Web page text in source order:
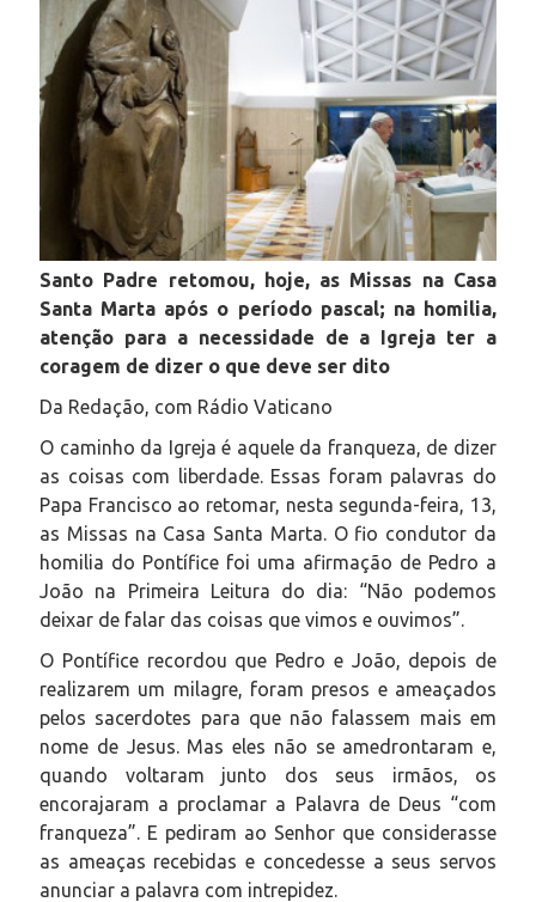
Santo Padre retomou, hoje, as Missas na Casa
Santa Marta após o período pascal; na homilia,
atenção para a necessidade de a Igreja ter a
coragem de dizer o que deve ser dito
Da Redação, com Rádio Vaticano
O caminho da Igreja é aquele da franqueza, de dizer
as coisas com liberdade. Essas foram palavras do
Papa Francisco ao retomar, nesta segunda-feira, 13,
as Missas na Casa Santa Marta. O fio condutor da
homilia do Pontífice foi uma afirmação de Pedro a
João na Primeira Leitura do dia: “Não podemos
deixar de falar das coisas que vimos e ouvimos”.
O Pontífice recordou que Pedro e João, depois de
realizarem um milagre, foram presos e ameaçados
pelos sacerdotes para que não falassem mais em
nome de Jesus. Mas eles não se amedrontaram e,
quando voltaram junto dos seus irmãos, os
encorajaram a proclamar a Palavra de Deus “com
franqueza”. E pediram ao Senhor que considerasse
as ameaças recebidas e concedesse a seus servos
anunciar a palavra com intrepidez.